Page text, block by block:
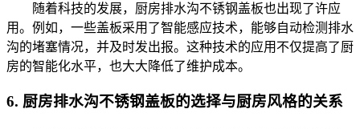
随着科技的发展，厨房排水沟不锈钢盖板也出现了许应
用。例如，一些盖板采用了智能感应技术，能够自动检测排水
沟的堵塞情况，并及时发出报。这种技术的应用不仅提高了厨
房的智能化水平，也大大降低了维护成本。
6. 厨房排水沟不锈钢盖板的选择与厨房风格的关系